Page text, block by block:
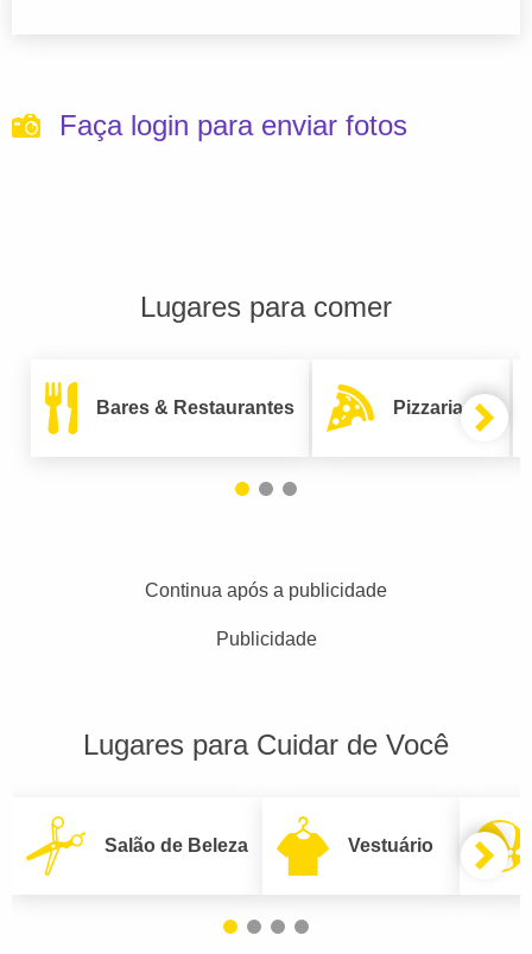
Faça login para enviar fotos
Lugares para comer
Bares & Restaurantes Pizzarias
Continua após a publicidade
Publicidade
Lugares para Cuidar de Você
Salão de Beleza Vestuário